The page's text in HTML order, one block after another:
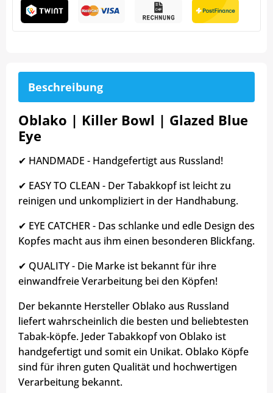
Beschreibung
Oblako | Killer Bowl | Glazed Blue
Eye
✔ HANDMADE - Handgefertigt aus Russland!
✔ EASY TO CLEAN - Der Tabakkopf ist leicht zu
reinigen und unkompliziert in der Handhabung.
✔ EYE CATCHER - Das schlanke und edle Design des
Kopfes macht aus ihm einen besonderen Blickfang.
✔ QUALITY - Die Marke ist bekannt für ihre
einwandfreie Verarbeitung bei den Köpfen!
Der bekannte Hersteller Oblako aus Russland
liefert wahrscheinlich die besten und beliebtesten
Tabak-köpfe. Jeder Tabakkopf von Oblako ist
handgefertigt und somit ein Unikat. Oblako Köpfe
sind für ihren guten Qualität und hochwertigen
Verarbeitung bekannt.